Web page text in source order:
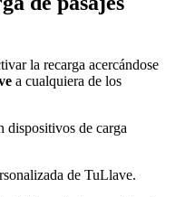
la recarga acercándose
a cualquiera de los
dispositivos de carga
de TuLlave.